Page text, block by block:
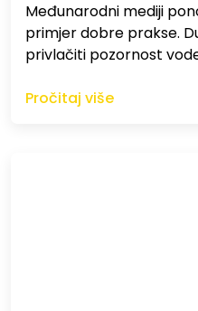
Međunarodni mediji
primjer dobre prakse.
privlačiti pozornost
Pročitaj više